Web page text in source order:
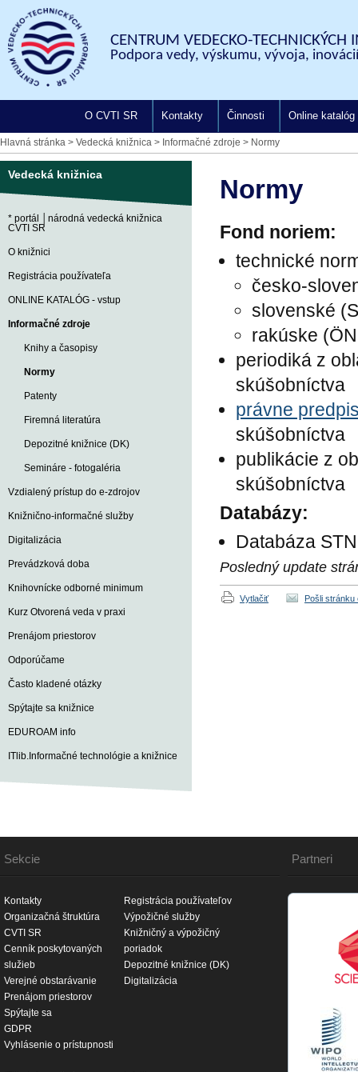
CENTRUM VEDECKO-TECHNICKÝCH
Podpora vedy, výskumu, vývoja,
O CVTI SR Kontakty Činnosti Online katalóg
Hlavná stránka > Vedecká knižnica > Informačné zdroje > Normy
Vedecká knižnica
* portál │národná vedecká knižnica
CVTI SR
O knižnici
Registrácia používateľa
ONLINE KATALÓG - vstup
Informačné zdroje
Knihy a časopisy
Normy
Patenty
Firemná literatúra
Depozitné knižnice (DK)
Semináre - fotogaléria
Vzdialený prístup do e-zdrojov
Knižnično-informačné služby
Digitalizácia
Prevádzková doba
Knihovnícke odborné minimum
Kurz Otvorená veda v praxi
Prenájom priestorov
Odporúčame
Často kladené otázky
Spýtajte sa knižnice
EDUROAM info
ITlib.Informačné technológie a knižnice
Normy
Fond noriem:
technické
česko-
slovenské
rakúske
periodiká z
skúšobníctva
právne
skúšobníctva
publikácie z
skúšobníctva
Databázy:
Databáza
Posledný update
Vytlačiť Pošli stránku
Sekcie
Kontakty
Organizačná štruktúra
CVTI SR
Cenník poskytovaných
služieb
Verejné obstarávanie
Prenájom priestorov
Spýtajte sa
GDPR
Vyhlásenie o prístupnosti
Registrácia používateľov
Výpožičné služby
Knižničný a výpožičný
poriadok
Depozitné knižnice (DK)
Digitalizácia
Partneri